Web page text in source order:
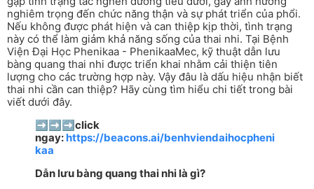
nghiêm trọng đến chức năng thận và sự phát triển của phổi.
Nếu không được phát hiện và can thiệp kịp thời, tình trạng
này có thể làm giảm khả năng sống của thai nhi. Tại Bệnh
Viện Đại Học Phenikaa - PhenikaaMec, kỹ thuật dẫn lưu
bàng quang thai nhi được triển khai nhằm cải thiện tiên
lượng cho các trường hợp này. Vậy đâu là dấu hiệu nhận biết
thai nhi cần can thiệp? Hãy cùng tìm hiểu chi tiết trong bài
viết dưới đây.
➡️➡️➡️click
ngay: https://beacons.ai/benhviendaihocpheni
kaa
Dẫn lưu bàng quang thai nhi là gì?